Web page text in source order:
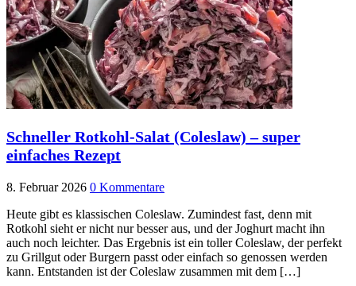
Schneller Rotkohl-Salat (Coleslaw) – super
einfaches Rezept
8. Februar 2026 0 Kommentare
Heute gibt es klassischen Coleslaw. Zumindest fast, denn mit
Rotkohl sieht er nicht nur besser aus, und der Joghurt macht ihn
auch noch leichter. Das Ergebnis ist ein toller Coleslaw, der perfekt
zu Grillgut oder Burgern passt oder einfach so genossen werden
kann. Entstanden ist der Coleslaw zusammen mit dem […]